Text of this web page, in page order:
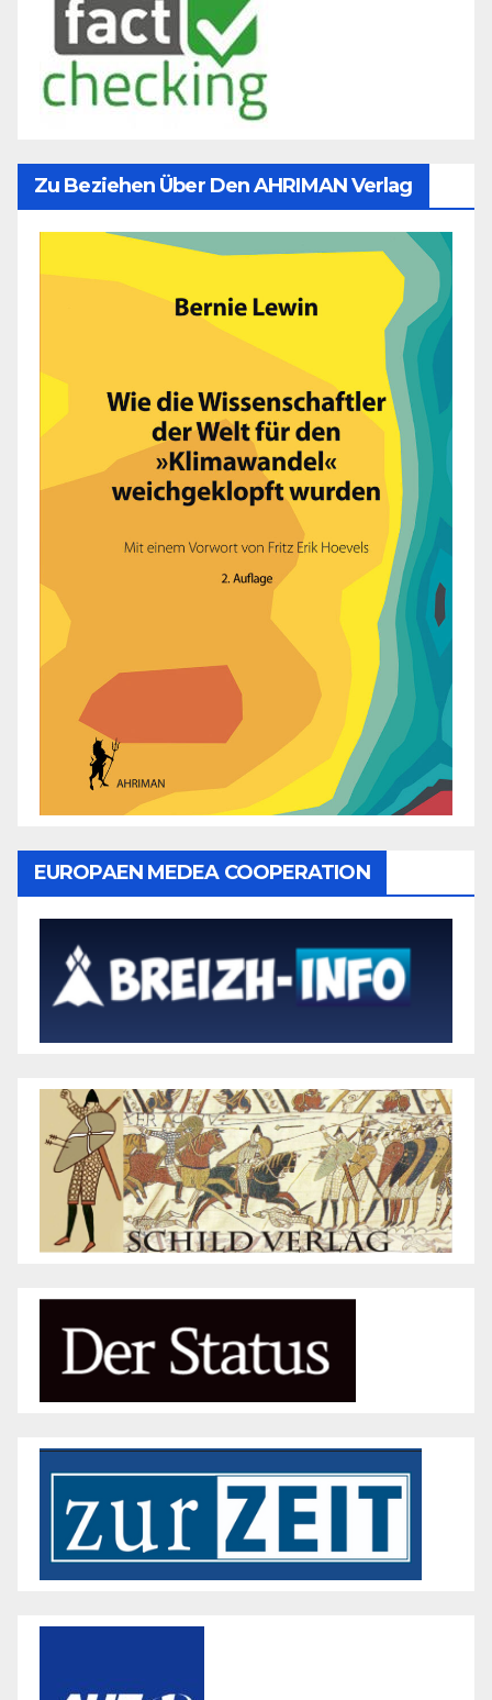
Zu Beziehen Über Den AHRIMAN Verlag
EUROPAEN MEDEA COOPERATION